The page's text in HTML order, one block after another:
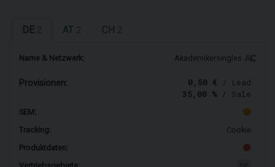
DE AT CH
Name & Netzwerk: Akademikersingles
Provisionen: 0,50 € / Lead
35,00 % / Sale
SEM:
Tracking:
Cookie
Produktdaten: